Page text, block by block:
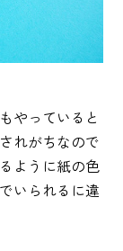
やっていると
れがちなので
ように紙の色
いられるに違